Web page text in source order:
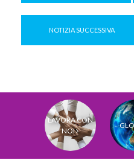
NOTIZIA SUCCESSIVA
LAVORA CON
NOI